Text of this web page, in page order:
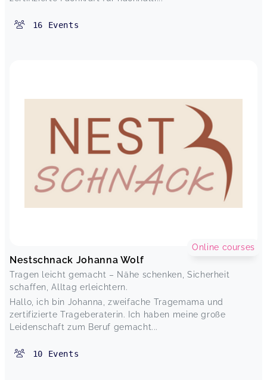
16 Events
Nestschnack Johanna Wolf
Tragen leicht gemacht – Nähe schenken, Sicherheit
schaffen, Alltag erleichtern.
Hallo, ich bin Johanna, zweifache Tragemama und
zertifizierte Trageberaterin. Ich haben meine große
Leidenschaft zum Beruf gemacht...
Online courses
10 Events